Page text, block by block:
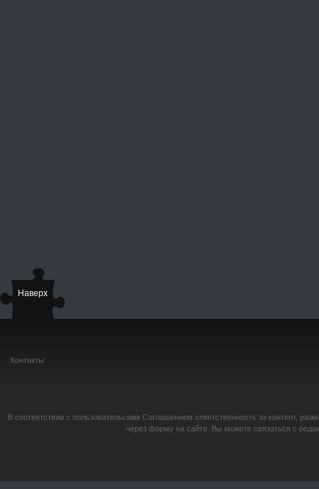
Наверх
Контакты
В соответствии с пользовательским Соглашением ответственность за контент,
через форму на сайте. Вы можете связаться с